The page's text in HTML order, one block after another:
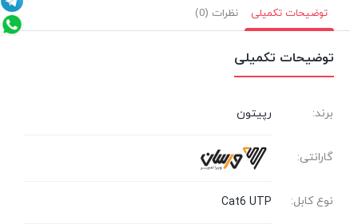
توضیحات تکمیلی نظرات (0)
توضیحات تکمیلی
برند: رپیتون
گارانتی:
نوع کابل: Cat6 UTP